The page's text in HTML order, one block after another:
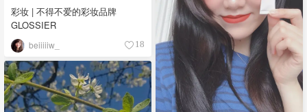
彩妆 | 不得不爱的彩妆品牌
GLOSSIER
beiiiiiw_ 18